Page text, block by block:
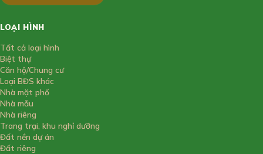
LOẠI HÌNH
Tất cả loại hình
Biệt thự
Căn hộ/Chung cư
Loại BĐS khác
Nhà mặt phố
Nhà mẫu
Nhà riêng
Trang trại, khu nghỉ dưỡng
Đất nền dự án
Đất riêng